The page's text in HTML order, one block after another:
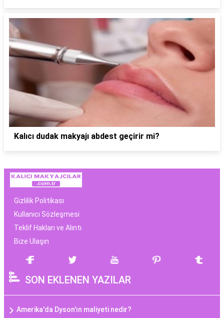
Kalıcı dudak makyajı abdest geçirir mi?
Gizlilik Politikası
Kullanıcı Sözleşmesi
Teklif Hakları ve Alıntı
Bize Ulaşın
SON EKLENEN YAZILAR
Amerika'da Dyson'ın maliyeti nedir?